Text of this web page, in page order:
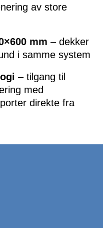
av store
mm – dekker
i samme system
– tilgang til
med
direkte fra